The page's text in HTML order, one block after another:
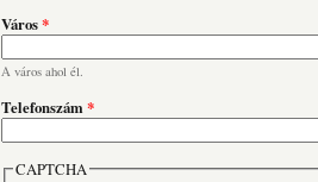
Város*
A város ahol él.
Telefonszám*
CAPTCHA